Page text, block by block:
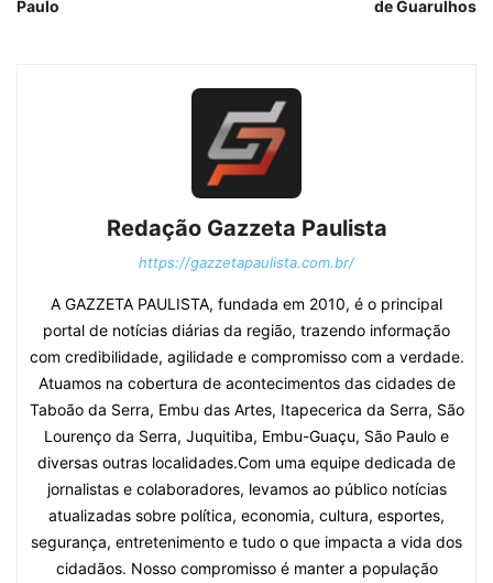
Paulo
de Guarulhos
Redação Gazzeta Paulista
https://gazzetapaulista.com.br/
A GAZZETA PAULISTA, fundada em 2010, é o principal
portal de notícias diárias da região, trazendo informação
com credibilidade, agilidade e compromisso com a verdade.
Atuamos na cobertura de acontecimentos das cidades de
Taboão da Serra, Embu das Artes, Itapecerica da Serra, São
Lourenço da Serra, Juquitiba, Embu-Guaçu, São Paulo e
diversas outras localidades.Com uma equipe dedicada de
jornalistas e colaboradores, levamos ao público notícias
atualizadas sobre política, economia, cultura, esportes,
segurança, entretenimento e tudo o que impacta a vida dos
cidadãos. Nosso compromisso é manter a população